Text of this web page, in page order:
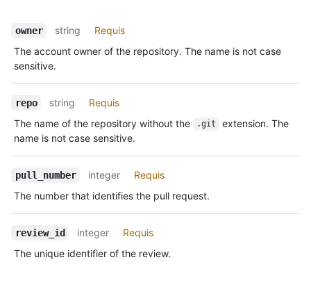
owner string
Requis
The account owner of the repository. The name is not case
sensitive.
repo string
Requis
The name of the repository without the
.git
extension. The
name is not case sensitive.
pull_number integer
Requis
The number that identifies the pull request.
review_id integer
Requis
The unique identifier of the review.